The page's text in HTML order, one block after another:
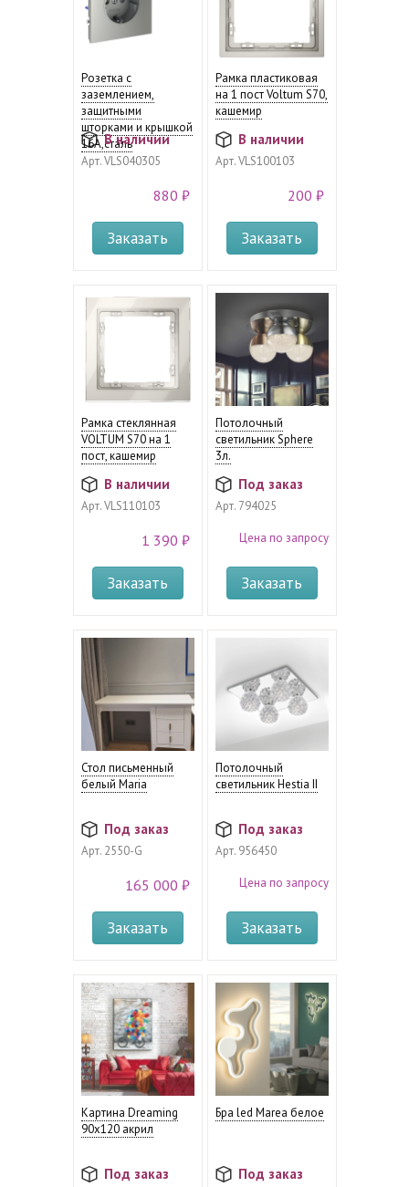
Розетка с
заземлением,
защитными
шторками и крышкой
16А,сталь
В наличии
Арт.VLS040305
880 ₽
Заказать
Рамка пластиковая
на 1 пост Voltum S70,
кашемир
В наличии
Арт.VLS100103
200 ₽
Заказать
Рамка стеклянная
VOLTUM S70 на 1
пост, кашемир
В наличии
Арт.VLS110103
1 390 ₽
Заказать
Потолочный
светильник Sphere
3л.
Под заказ
Арт.794025
Цена по запросу
Заказать
Стол письменный
белый Maria
Под заказ
Арт.2550-G
165 000 ₽
Заказать
Потолочный
светильник Hestia II
Под заказ
Арт.956450
Цена по запросу
Заказать
Картина Dreaming
90x120 акрил
Под заказ
Бра led Marea белое
Под заказ